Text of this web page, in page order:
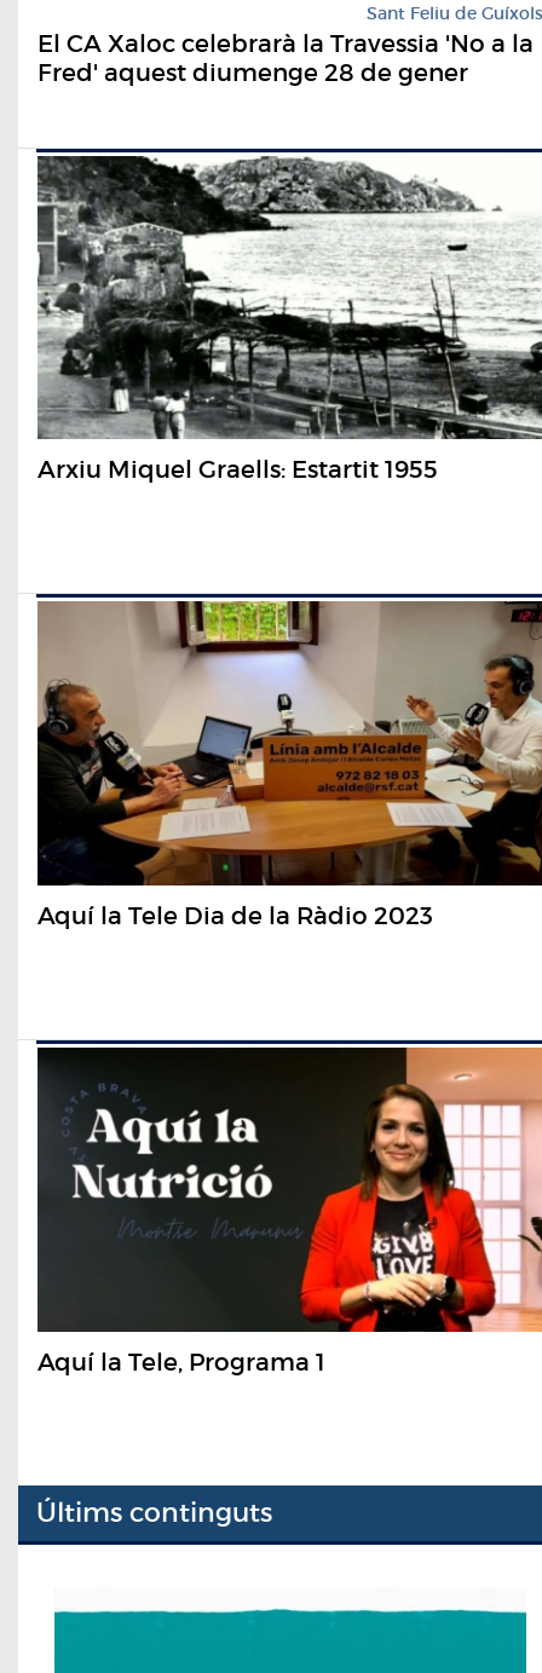
Sant Feliu de Guíxols
El CA Xaloc celebrarà la Travessia 'No a la
Fred' aquest diumenge 28 de gener
Arxiu Miquel Graells: Estartit 1955
Aquí la Tele Dia de la Ràdio 2023
Aquí la Tele, Programa 1
Últims continguts